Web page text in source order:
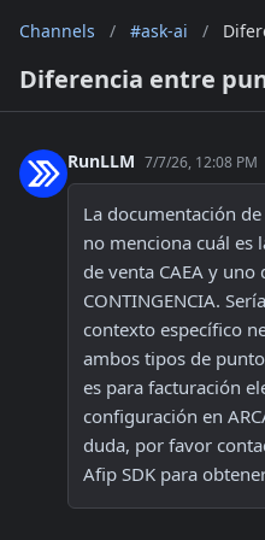
Channels / #ask-ai /
Diferencia entre
RunLLM 7/7/26, 12:08 PM
La documentación
no menciona cuál es
de venta CAEA y uno
CONTINGENCIA.
contexto específico
ambos tipos de
es para facturación
configuración en
duda, por favor
Afip SDK para